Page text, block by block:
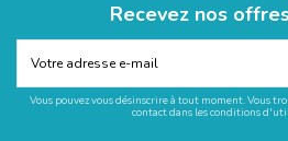
Recevez nos
Vous pouvez vous désinscrire à tout moment. Vous
contact dans les conditions